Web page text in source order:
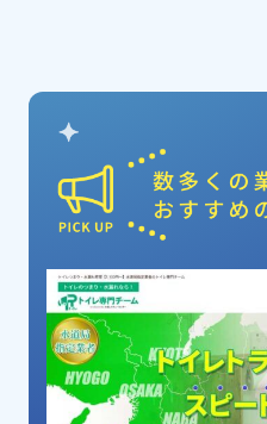
ピックアップ業者